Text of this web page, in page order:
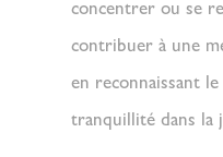
concentrer ou se
contribuer à une
en reconnaissant
tranquillité dans la